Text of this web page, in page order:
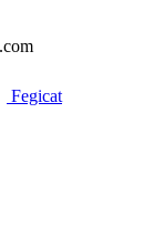
Fegicat